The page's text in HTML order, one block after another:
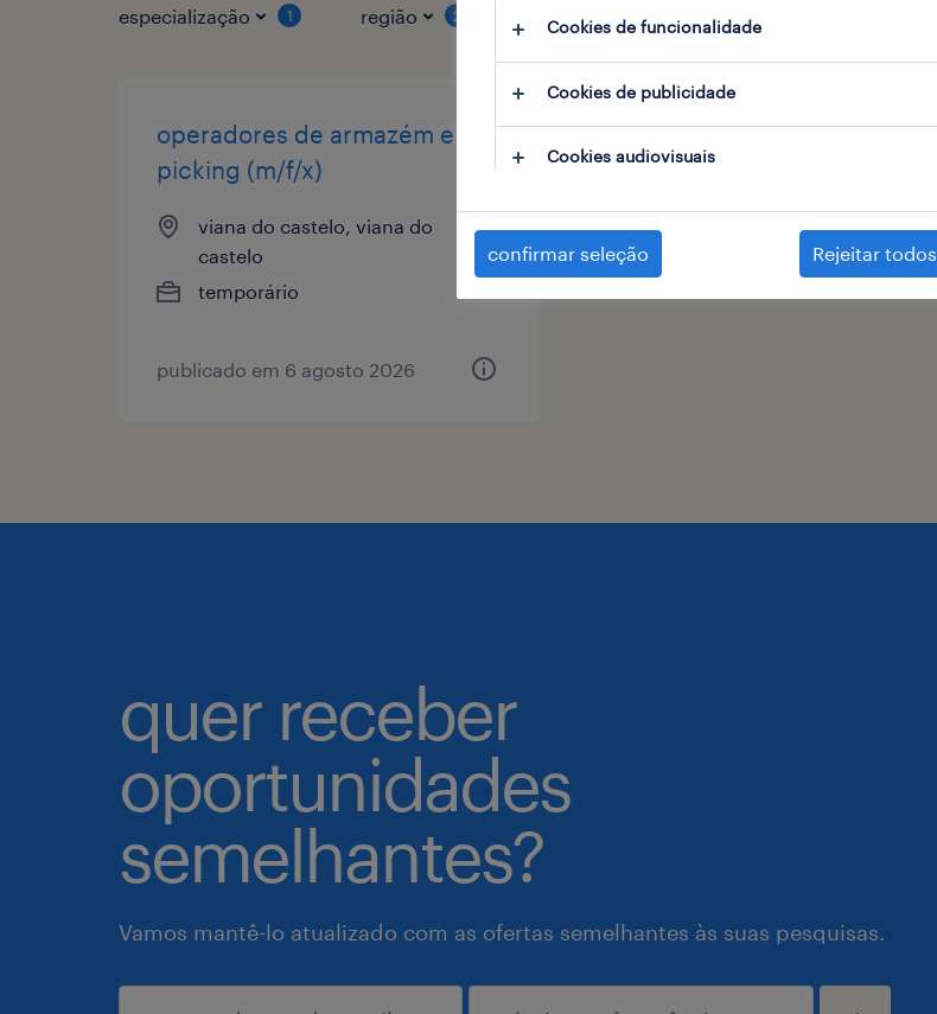
especialização 1 região 2 tipo de contrato 1
operadores de armazém e
picking (m/f/x)
viana do castelo, viana do
castelo
temporário
publicado em 6 agosto 2026
quer receber
oportunidades
semelhantes?
Vamos mantê-lo atualizado com as ofertas semelhantes às suas pesquisas.
Cookies de funcionalidade
Cookies de publicidade
Cookies audiovisuais
confirmar seleção Rejeitar todos